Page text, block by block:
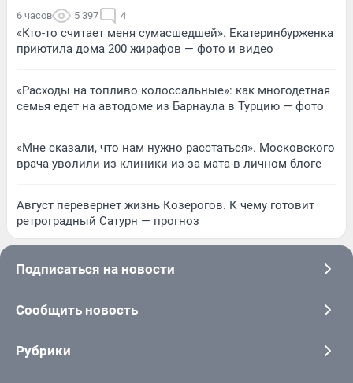
6 часов 5 397 4
«Кто-то считает меня сумасшедшей». Екатеринбурженка
приютила дома 200 жирафов — фото и видео
«Расходы на топливо колоссальные»: как многодетная
семья едет на автодоме из Барнаула в Турцию — фото
«Мне сказали, что нам нужно расстаться». Московского
врача уволили из клиники из-за мата в личном блоге
Август перевернет жизнь Козерогов. К чему готовит
ретроградный Сатурн — прогноз
Подписаться на новости
Сообщить новость
Рубрики